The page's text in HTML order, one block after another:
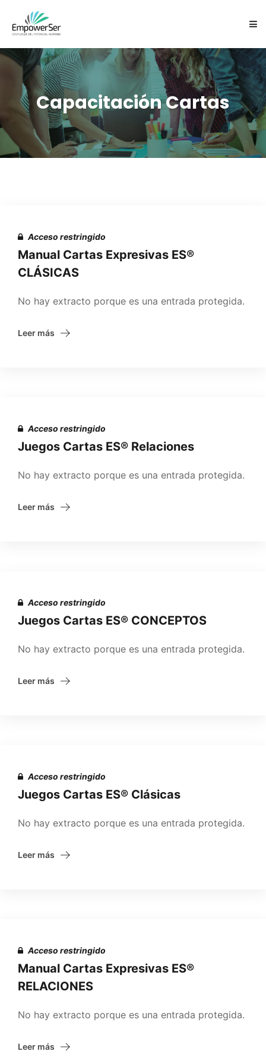
NOSOTROS
SERVICIOS
CARTAS EXPRESIVAS ES
EQUIPO
Capacitación Cartas
Acceso restringido
Manual Cartas Expresivas ES®
CLÁSICAS
No hay extracto porque es una entrada protegida.
Leer más
Acceso restringido
Juegos Cartas ES® Relaciones
No hay extracto porque es una entrada protegida.
Leer más
Acceso restringido
Juegos Cartas ES® CONCEPTOS
No hay extracto porque es una entrada protegida.
Leer más
Acceso restringido
Juegos Cartas ES® Clásicas
No hay extracto porque es una entrada protegida.
Leer más
Acceso restringido
Manual Cartas Expresivas ES®
RELACIONES
No hay extracto porque es una entrada protegida.
Leer más